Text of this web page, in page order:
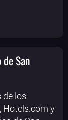
San
de los
Hotels.com y